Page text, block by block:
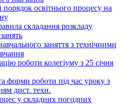
освітнього процесу на
складання розкладу
заняття з технічними
роботи колегіуму з 25 січня
форми роботи під час уроку з
дист. техн.
у складних погодних